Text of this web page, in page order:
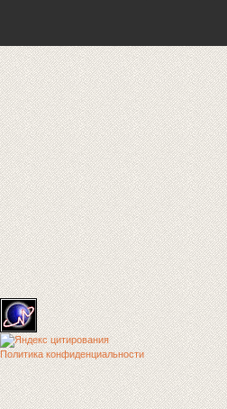
Политика конфиденциальности